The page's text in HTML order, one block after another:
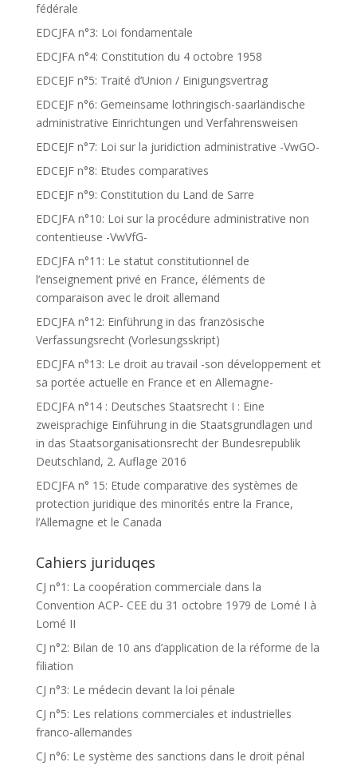
fédérale
EDCJFA n°3: Loi fondamentale
EDCJFA n°4: Constitution du 4 octobre 1958
EDCEJF n°5: Traité d’Union / Einigungsvertrag
EDCEJF n°6: Gemeinsame lothringisch-saarländische
administrative Einrichtungen und Verfahrensweisen
EDCEJF n°7: Loi sur la juridiction administrative -VwGO-
EDCEJF n°8: Etudes comparatives
EDCEJF n°9: Constitution du Land de Sarre
EDCJFA n°10: Loi sur la procédure administrative non
contentieuse -VwVfG-
EDCJFA n°11: Le statut constitutionnel de
l’enseignement privé en France, éléments de
comparaison avec le droit allemand
EDCJFA n°12: Einführung in das französische
Verfassungsrecht (Vorlesungsskript)
EDCJFA n°13: Le droit au travail -son développement et
sa portée actuelle en France et en Allemagne-
EDCJFA n°14 : Deutsches Staatsrecht I : Eine
zweisprachige Einführung in die Staatsgrundlagen und
in das Staatsorganisationsrecht der Bundesrepublik
Deutschland, 2. Auflage 2016
EDCJFA n° 15: Etude comparative des systèmes de
protection juridique des minorités entre la France,
l’Allemagne et le Canada
Cahiers juriduqes
CJ n°1: La coopération commerciale dans la
Convention ACP- CEE du 31 octobre 1979 de Lomé I à
Lomé II
CJ n°2: Bilan de 10 ans d’application de la réforme de la
filiation
CJ n°3: Le médecin devant la loi pénale
CJ n°5: Les relations commerciales et industrielles
franco-allemandes
CJ n°6: Le système des sanctions dans le droit pénal